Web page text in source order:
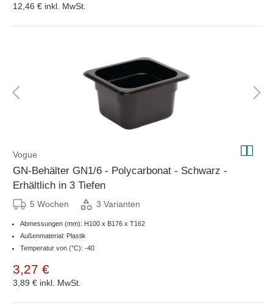
12,46 € inkl. MwSt.
Vogue
GN-Behälter GN1/6 - Polycarbonat - Schwarz -
Erhältlich in 3 Tiefen
5 Wochen 3 Varianten
Abmessungen (mm): H100 x B176 x T162
Außenmaterial: Plastik
Temperatur von (°C): -40
3,27 €
3,89 € inkl. MwSt.